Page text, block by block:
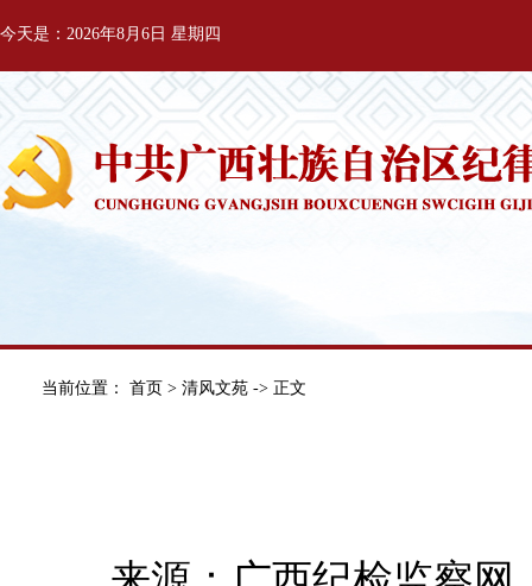
今天是：2026年8月6日 星期四
当前位置： 首页 > 清风文苑 -> 正文